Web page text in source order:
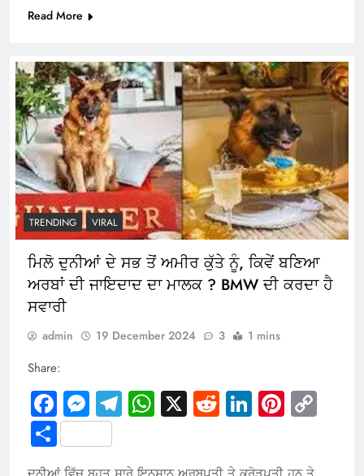
Read More
TRENDING VIRAL
ਮਿਲੋ ਦੁਨੀਆਂ ਦੇ ਸਭ ਤੋਂ ਅਮੀਰ ਕੁੱਤੇ ਨੂੰ, ਕਿਵੇਂ ਬਣਿਆ
ਅਰਬਾਂ ਦੀ ਜਾਇਦਾਦ ਦਾ ਮਾਲਕ ? BMW ਦੀ ਕਰਦਾ ਹੈ
ਸਵਾਰੀ
admin 19 December 2024 3 1 mins
Share:
Facebook
Messenger
Telegram
WhatsApp
X RedditLinkedIn
Share